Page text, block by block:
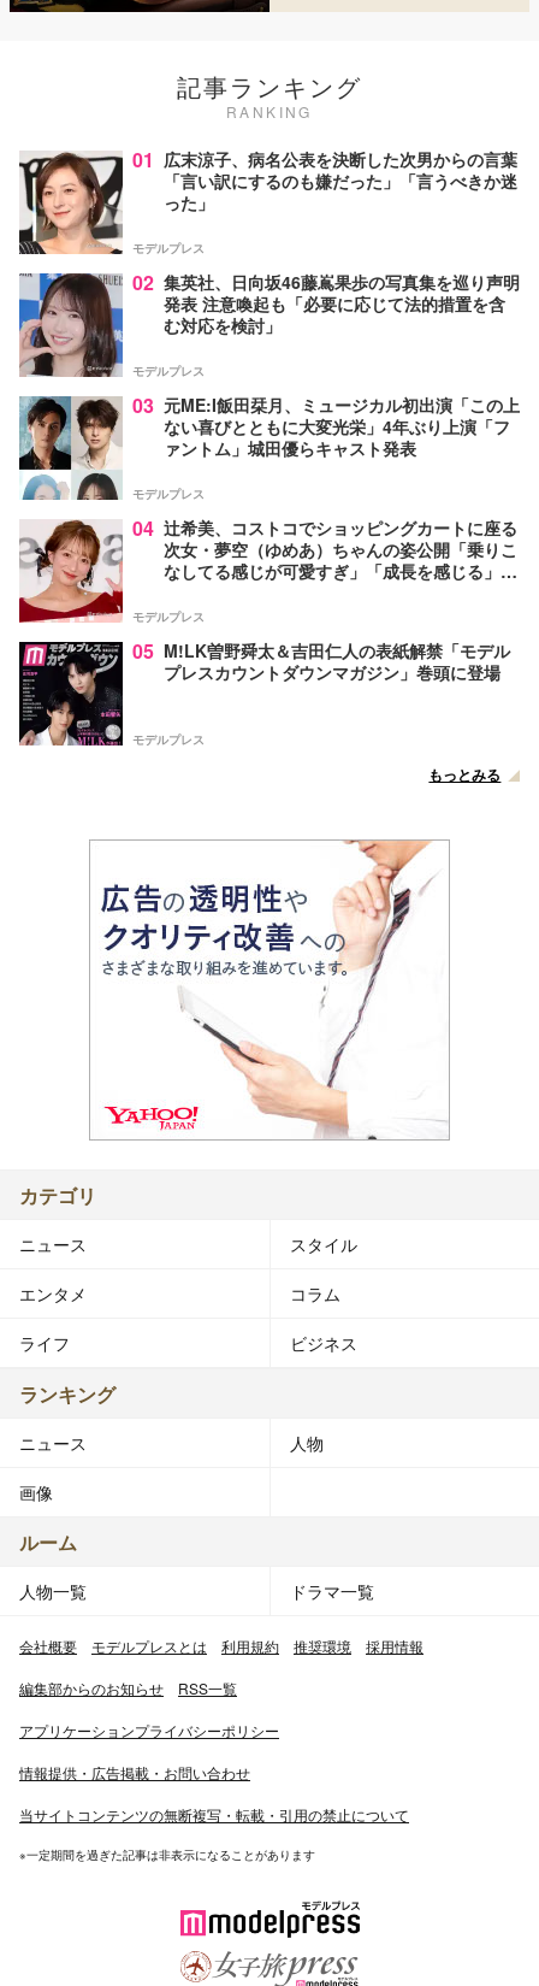
記事ランキング
RANKING
01 広末涼子、病名公表を決断した次男からの言葉
「言い訳にするのも嫌だった」「言うべきか迷
った」
モデルプレス
02 集英社、日向坂46藤嶌果歩の写真集を巡り声明
発表 注意喚起も「必要に応じて法的措置を含
む対応を検討」
モデルプレス
03 元ME:I飯田栞月、ミュージカル初出演「この上
ない喜びとともに大変光栄」4年ぶり上演「フ
ァントム」城田優らキャスト発表
モデルプレス
04 辻希美、コストコでショッピングカートに座る
次女・夢空（ゆめあ）ちゃんの姿公開「乗りこ
なしてる感じが可愛すぎ」「成長を感じる」の
モデルプレス
05 M!LK曽野舜太＆吉田仁人の表紙解禁「モデル
プレスカウントダウンマガジン」巻頭に登場
モデルプレス
もっとみる
カテゴリ
ニュース スタイル
エンタメ コラム
ライフ ビジネス
ランキング
ニュース 人物
画像
ルーム
人物一覧 ドラマ一覧
会社概要 モデルプレスとは 利用規約 推奨環境 採用情報
編集部からのお知らせ RSS一覧
アプリケーションプライバシーポリシー
情報提供・広告掲載・お問い合わせ
当サイトコンテンツの無断複写・転載・引用の禁止について
※一定期間を過ぎた記事は非表示になることがあります